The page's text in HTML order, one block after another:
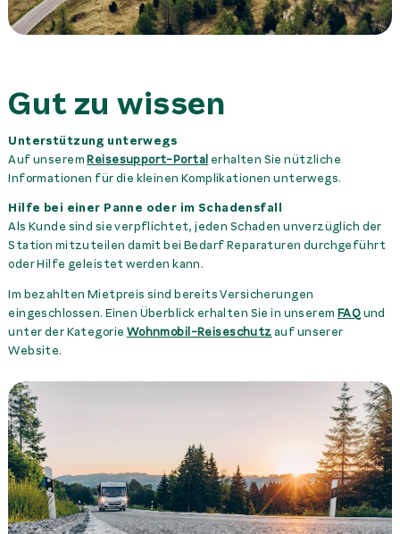
Gut zu wissen
Unterstützung unterwegs
Auf unseremReisesupport-Portal erhalten Sie nützliche
Informationen für die kleinen Komplikationen unterwegs.
Hilfe bei einer Panne oder im Schadensfall
Als Kunde sind sie verpflichtet, jeden Schaden unverzüglich der
Station mitzuteilen damit bei Bedarf Reparaturen durchgeführt
oder Hilfe geleistet werden kann.
Im bezahlten Mietpreis sind bereits Versicherungen
eingeschlossen. Einen Überblick erhalten Sie in unserem FAQund
unter der Kategorie Wohnmobil-Reiseschutzauf unserer
Website.